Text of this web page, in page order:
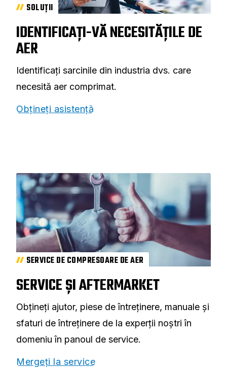
SOLUȚII
IDENTIFICAȚI-VĂ NECESITĂȚILE DE
AER
Identificați sarcinile din industria dvs. care
necesită aer comprimat.
Obțineți asistență
SERVICE DE COMPRESOARE DE AER
SERVICE ȘI AFTERMARKET
Obțineți ajutor, piese de întreținere, manuale și
sfaturi de întreținere de la experții noștri în
domeniu în panoul de service.
Mergeți la service